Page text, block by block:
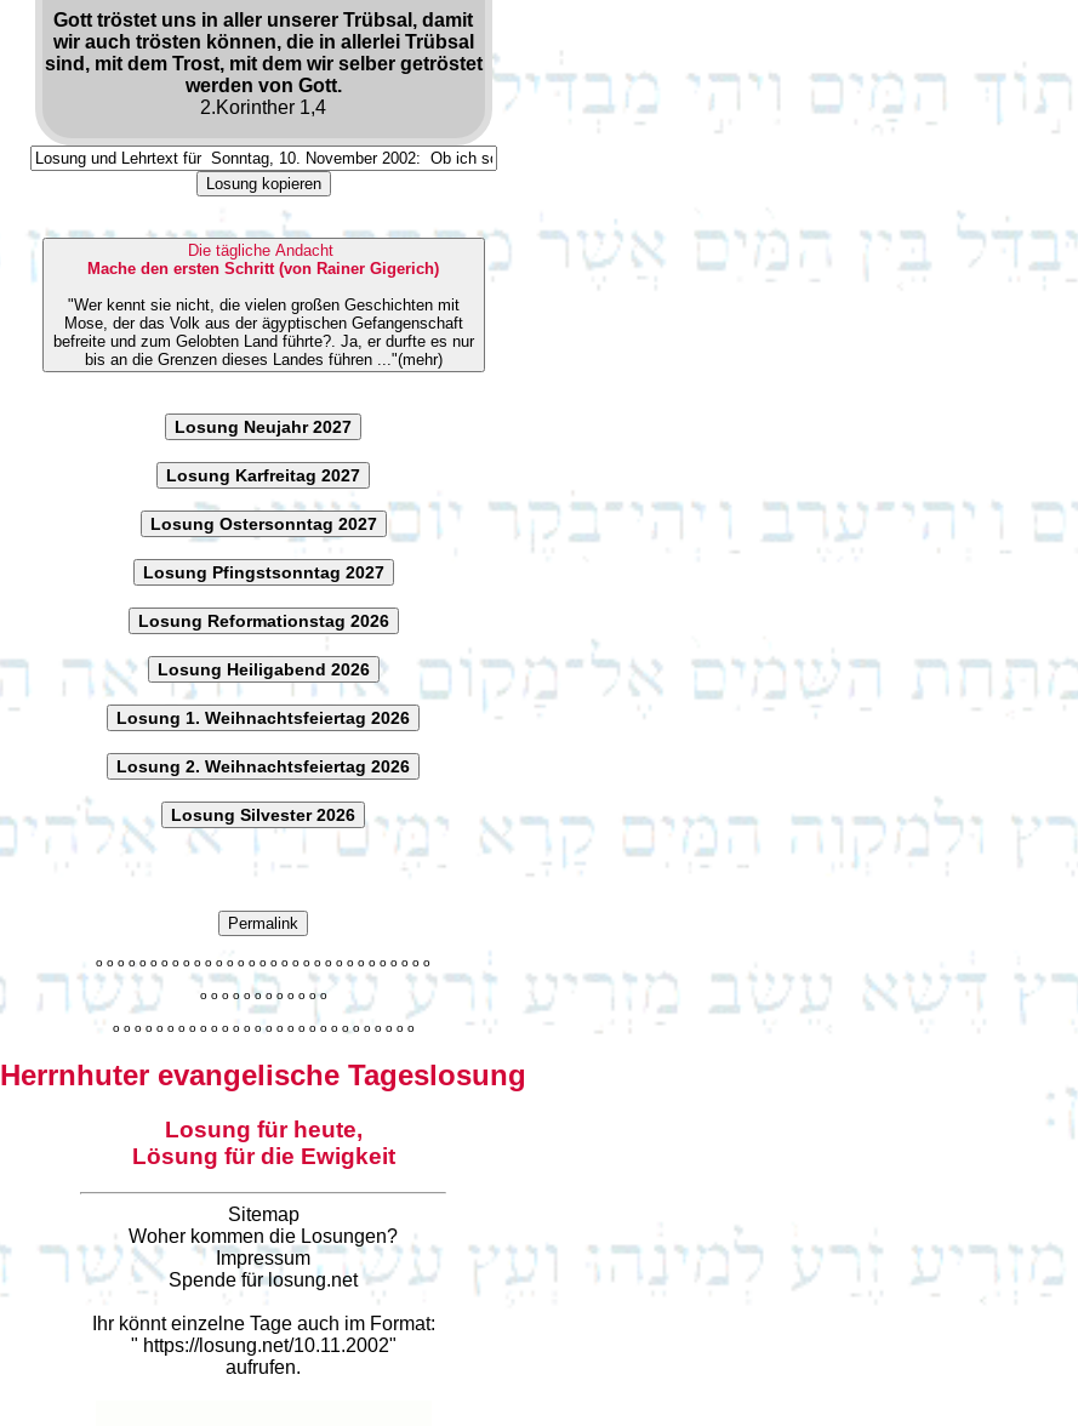
Gott tröstet uns in aller unserer Trübsal, damit
wir auch trösten können, die in allerlei Trübsal
sind, mit dem Trost, mit dem wir selber getröstet
werden von Gott.
2.Korinther 1,4
Losung kopieren
Die tägliche Andacht
Mache den ersten Schritt (von Rainer Gigerich)
"Wer kennt sie nicht, die vielen großen Geschichten mit
Mose, der das Volk aus der ägyptischen Gefangenschaft
befreite und zum Gelobten Land führte?. Ja, er durfte es nur
bis an die Grenzen dieses Landes führen ..."(mehr)
Losung Neujahr 2027
Losung Karfreitag 2027
Losung Ostersonntag 2027
Losung Pfingstsonntag 2027
Losung Reformationstag 2026
Losung Heiligabend 2026
Losung 1. Weihnachtsfeiertag 2026
Losung 2. Weihnachtsfeiertag 2026
Losung Silvester 2026
Permalink
o o o o o o o o o o o o o o o o o o o o o o o o o o o o o o o
o o o o o o o o o o o o
o o o o o o o o o o o o o o o o o o o o o o o o o o o o
Herrnhuter evangelische Tageslosung
Losung für heute,
Lösung für die Ewigkeit
Sitemap
Woher kommen die Losungen?
Impressum
Spende für losung.net
Ihr könnt einzelne Tage auch im Format:
" https://losung.net/10.11.2002"
aufrufen.